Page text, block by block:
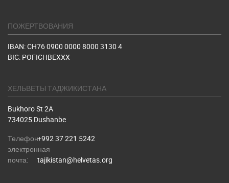
ПОЖЕРТВОВАНИЯ
IBAN: CH76 0900 0000 8000 3130 4
BIC: POFICHBEXXX
ХЕЛЬВЕТЫ ТАДЖИКИСТАНА
Bukhoro St 2A
734025 Dushanbe
Телефон:+992 37 221 5242
электронная
почта:
tajikistan@helvetas.org